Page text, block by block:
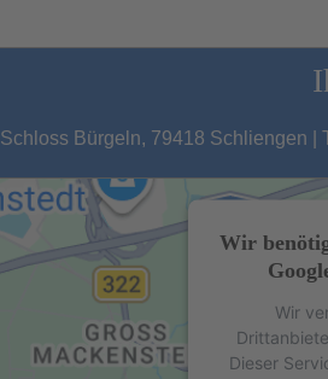
Schloss Bürgeln, 79418 Schliengen |
Wir
Wir
Dieser